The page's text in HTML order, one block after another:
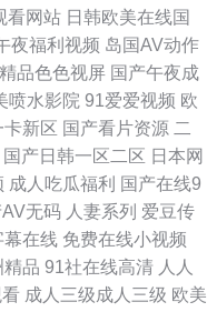
五月天色人妻 欧美性交另 深
福利在线视频 午夜精品导航
A√ 人妖三级片 九九国产 国
频在线观看 五月天午夜福利
午夜福利色av 色图dd 欧韩
美伦理片 人妖伪娘在线视频
看网站 日韩欧美在线国
夜福利视频 岛国AV动作
品色色视屏 国产午夜成
喷水影院 91爱爱视频 欧
卡新区 国产看片资源 二
国产日韩一区二区 日本网
成人吃瓜福利 国产在线9
无码 人妻系列 爱豆传
幕在线 免费在线小视频
精品 91社在线高清 人人
成人三级成人三级 欧美